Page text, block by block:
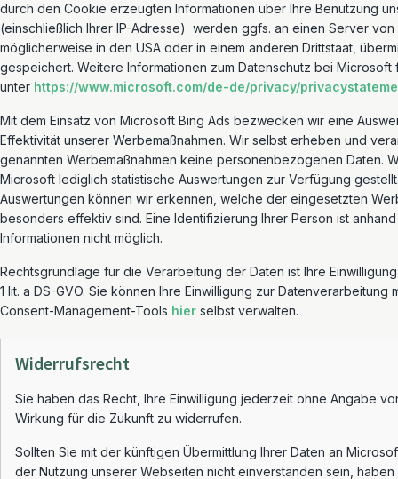
durch den Cookie erzeugten Informationen über Ihre Benutzung
(einschließlich Ihrer IP-Adresse) werden ggfs. an einen Server
möglicherweise in den USA oder in einem anderen Drittstaat,
gespeichert. Weitere Informationen zum Datenschutz bei Microsoft
unter https://www.microsoft.com/de-de/privacy/
Mit dem Einsatz von Microsoft Bing Ads bezwecken wir eine
Effektivität unserer Werbemaßnahmen. Wir selbst erheben und
genannten Werbemaßnahmen keine personenbezogenen Daten.
Microsoft lediglich statistische Auswertungen zur Verfügung
Auswertungen können wir erkennen, welche der eingesetzten
besonders effektiv sind. Eine Identifizierung Ihrer Person ist
Informationen nicht möglich.
Rechtsgrundlage für die Verarbeitung der Daten ist Ihre
1 lit. a DS-GVO. Sie können Ihre Einwilligung zur Datenverarbeitung
Consent-Management-Tools hier selbst verwalten.
Widerrufsrecht
Sie haben das Recht, Ihre Einwilligung jederzeit ohne Angabe
Wirkung für die Zukunft zu widerrufen.
Sollten Sie mit der künftigen Übermittlung Ihrer Daten an
der Nutzung unserer Webseiten nicht einverstanden sein, haben